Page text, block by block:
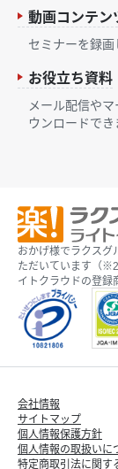
動画コンテン
セミナーを録画
お役立ち資料
メール配信や
ウンロードでき
おかげ様でラクスグ
ただいています（
イトクラウドの登録
会社情報
サイトマップ
個人情報保護方針
個人情報の取扱いに
特定商取引法に関す